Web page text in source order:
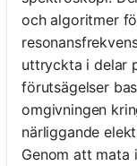
och algoritmer
uttryckta i delar
förutsägelser
omgivningen
närliggande
Genom att mata